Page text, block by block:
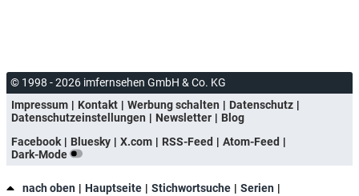
© 1998 - 2026 imfernsehen GmbH & Co. KG
Impressum
Kontakt Werbung schalten
Datenschutz
Datenschutzeinstellungen
Newsletter
Blog
Facebook
Bluesky X.com RSS-Feed
Atom-Feed
Dark-Mode
nach oben Hauptseite Stichwortsuche
Serien